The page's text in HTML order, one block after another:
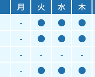
月 火 水 木
- ● ● ●
- ● ● ●
- - - -
- ● ● ●